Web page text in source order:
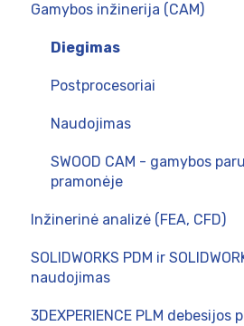
SOLIDWORKS Visualize
SWOOD - baldų
CircuitWorks (PCB
SOLIDWORKS Electrical
Gamybos inžinerija (CAM)
Diegimas
Postprocesoriai
Naudojimas
SWOOD CAM - gamybos
pramonėje
Inžinerinė analizė (FEA, CFD)
Skaičiavimai tinklo
SOLIDWORKS PDM ir
naudojimas
Naudojimas
3DEXPERIENCE PLM debesijos